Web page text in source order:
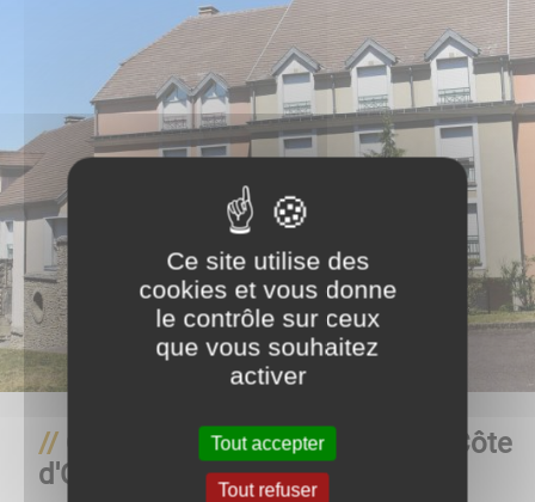
Centre hospitalier de la Haute Côte
d'Or site d'Alise-Sainte-Reine
Ce site utilise des
cookies et vous donne
le contrôle sur ceux
que vous souhaitez
activer
Tout accepter
Tout refuser